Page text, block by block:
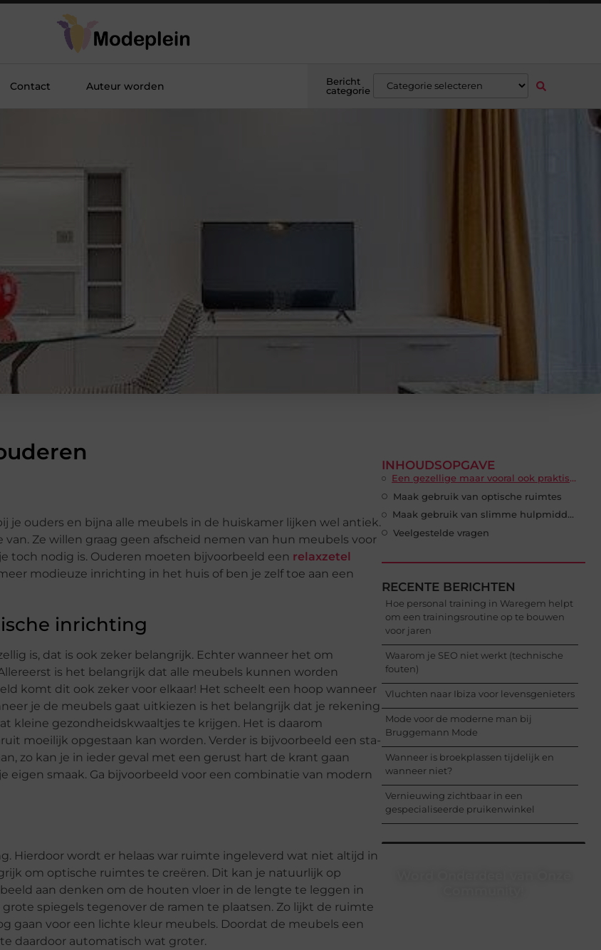
Contact Auteur worden
Bericht
categorie
je ouders en bijna alle meubels in de huiskamer lijken wel antiek.
Ze willen graag geen afscheid nemen van hun meubels voor
toch nodig is. Ouderen moeten bijvoorbeeld een relaxzetel
modieuze inrichting in het huis of ben je zelf toe aan een
inrichting
is, dat is ook zeker belangrijk. Echter wanneer het om
is het belangrijk dat alle meubels kunnen worden
komt dit ook zeker voor elkaar! Het scheelt een hoop wanneer
je de meubels gaat uitkiezen is het belangrijk dat je rekening
kleine gezondheidskwaaltjes te krijgen. Het is daarom
moeilijk opgestaan kan worden. Verder is bijvoorbeeld een sta-
zo kan je in ieder geval met een gerust hart de krant gaan
eigen smaak. Ga bijvoorbeeld voor een combinatie van modern
Hierdoor wordt er helaas war ruimte ingeleverd wat niet altijd in
om optische ruimtes te creëren. Dit kan je natuurlijk op
aan denken om de houten vloer in de lengte te leggen in
spiegels tegenover de ramen te plaatsen. Zo lijkt de ruimte
gaan voor een lichte kleur meubels. Doordat de meubels een
daardoor automatisch wat groter.
INHOUDSOPGAVE
Een gezellige maar vooral ook praktische inrichting
Maak gebruik van optische ruimtes
Maak gebruik van slimme hulpmiddelen
Veelgestelde vragen
RECENTE BERICHTEN
Hoe personal training in Waregem helpt
om een trainingsroutine op te bouwen
voor jaren
Waarom je SEO niet werkt (technische
fouten)
Vluchten naar Ibiza voor levensgenieters
Mode voor de moderne man bij
Bruggemann Mode
Wanneer is broekplassen tijdelijk en
wanneer niet?
Vernieuwing zichtbaar in een
gespecialiseerde pruikenwinkel